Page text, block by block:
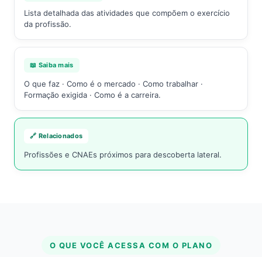
Lista detalhada das atividades que compõem o exercício
da profissão.
📖 Saiba mais
O que faz · Como é o mercado · Como trabalhar ·
Formação exigida · Como é a carreira.
🔗 Relacionados
Profissões e CNAEs próximos para descoberta lateral.
O QUE VOCÊ ACESSA COM O PLANO